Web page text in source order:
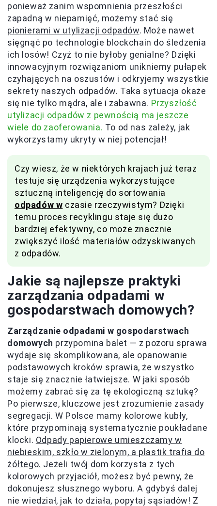
ponieważ zanim wspomnienia przeszłości
zapadną w niepamięć, możemy stać się
pionierami w utylizacji odpadów. Może nawet
sięgnąć po technologie blockchain do śledzenia
ich losów! Czyż to nie byłoby genialne? Dzięki
innowacyjnym rozwiązaniom unikniemy pułapek
czyhających na oszustów i odkryjemy wszystkie
sekrety naszych odpadów. Taka sytuacja okaże
się nie tylko mądra, ale i zabawna. Przyszłość
utylizacji odpadów z pewnością ma jeszcze
wiele do zaoferowania. To od nas zależy, jak
wykorzystamy ukryty w niej potencjał!
Czy wiesz, że w niektórych krajach już teraz
testuje się urządzenia wykorzystujące
sztuczną inteligencję do sortowania
odpadów w czasie rzeczywistym? Dzięki
temu proces recyklingu staje się dużo
bardziej efektywny, co może znacznie
zwiększyć ilość materiałów odzyskiwanych
z odpadów.
Jakie są najlepsze praktyki
zarządzania odpadami w
gospodarstwach domowych?
Zarządzanie odpadami w gospodarstwach
domowych przypomina balet — z pozoru sprawa
wydaje się skomplikowana, ale opanowanie
podstawowych kroków sprawia, że wszystko
staje się znacznie łatwiejsze. W jaki sposób
możemy zabrać się za tę ekologiczną sztukę?
Po pierwsze, kluczowe jest zrozumienie zasady
segregacji. W Polsce mamy kolorowe kubły,
które przypominają systematycznie poukładane
klocki. Odpady papierowe umieszczamy w
niebieskim, szkło w zielonym, a plastik trafia do
żółtego. Jeżeli twój dom korzysta z tych
kolorowych przyjaciół, możesz być pewny, że
dokonujesz słusznego wyboru. A gdybyś dalej
nie wiedział, jak to działa, popytaj sąsiadów! Z